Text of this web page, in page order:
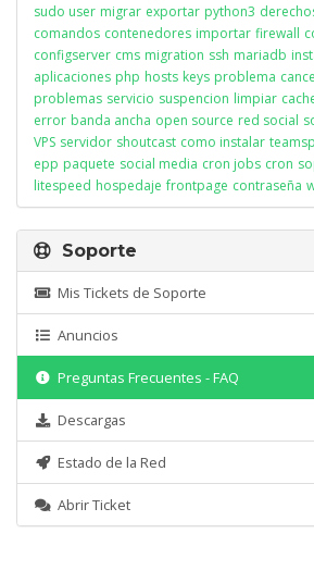
sudo user migrar exportar python3
comandos contenedores importar firewall
configserver cms migration ssh mariadb
aplicaciones php hosts keys problema
problemas servicio suspencion limpiar
error banda ancha open source red social
VPS servidor shoutcast como instalar
epp paquete social media cron jobs cron
litespeed hospedaje frontpage contraseña
Soporte
Mis Tickets de Soporte
Anuncios
Preguntas Frecuentes - FAQ
Descargas
Estado de la Red
Abrir Ticket